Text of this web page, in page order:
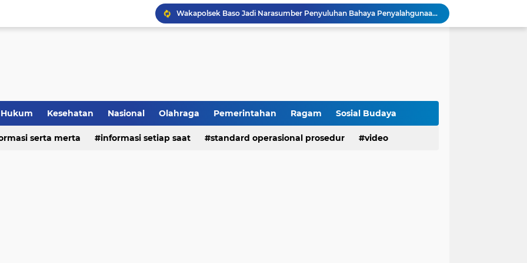
Wakapolsek Baso Jadi Narasumber Penyuluhan Bahaya Penyalahgunaan Narkoba di SMPN 1 Baso
Kasat Binmas Polresta Bukittinggi Berikan Penyuluhan Dampak Game Online dan Judi Online kepada Siswa Baru SMAN 1 Bukittinggi
Cegah Penyalahgunaan Narkoba, Polresta Bukittinggi Gelar Penyuluhan di Nagari Pakan Sinayan
Hukum Kesehatan Nasional Olahraga Pemerintahan Ragam Sosial Budaya
serta merta informasi setiap saat standard operasional prosedur video